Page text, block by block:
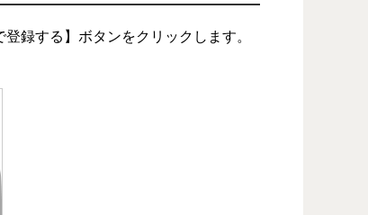
録する】ボタンをクリックします。